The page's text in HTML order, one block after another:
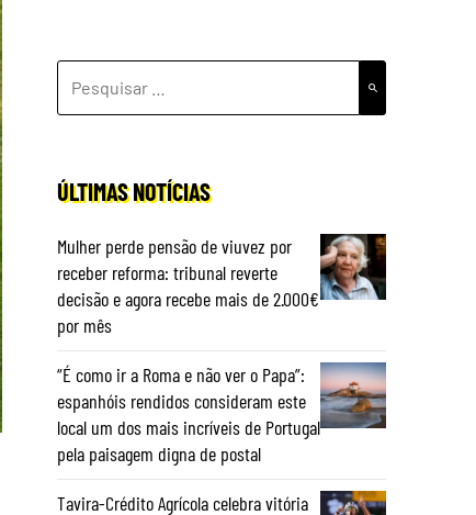
POR:
ÚLTIMAS NOTÍCIAS
Mulher perde pensão de viuvez por
receber reforma: tribunal reverte
decisão e agora recebe mais de 2.000€
por mês
“É como ir a Roma e não ver o Papa”:
espanhóis rendidos consideram este
local um dos mais incríveis de Portugal
pela paisagem digna de postal
Tavira-Crédito Agrícola celebra vitória